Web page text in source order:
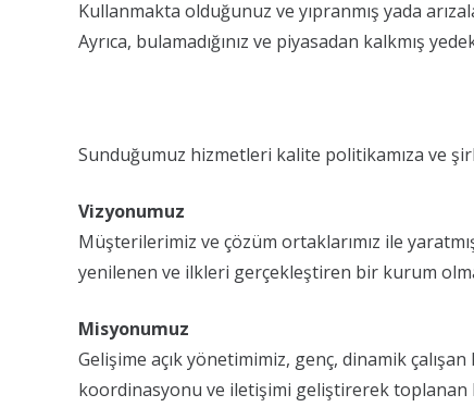
Kullanmakta olduğunuz ve yıpranmış yada
Ayrıca, bulamadığınız ve piyasadan kalkmış
Sunduğumuz hizmetleri kalite politikamıza ve
Vizyonumuz
Müşterilerimiz ve çözüm ortaklarımız ile
yenilenen ve ilkleri gerçekleştiren bir kurum
Misyonumuz
Gelişime açık yönetimimiz, genç, dinamik
koordinasyonu ve iletişimi geliştirerek